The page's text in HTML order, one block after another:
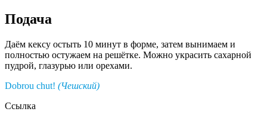
Подача
Даём кексу остыть 10 минут в форме, затем вынимаем и
полностью остужаем на решётке. Можно украсить сахарной
пудрой, глазурью или орехами.
Dobrou chut! (Чешский)
Ссылка